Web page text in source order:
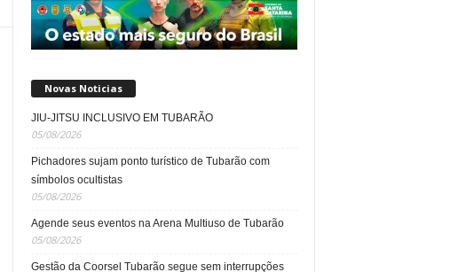
Novas Noticias
JIU-JITSU INCLUSIVO EM TUBARÃO
05/08/2026
Pichadores sujam ponto turístico de Tubarão com
símbolos ocultistas
05/08/2026
Agende seus eventos na Arena Multiuso de Tubarão
05/08/2026
Gestão da Coorsel Tubarão segue sem interrupções